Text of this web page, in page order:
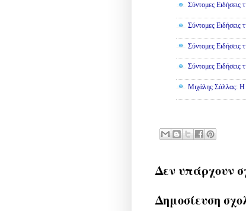
Σύντομες Ειδήσεις
Σύντομες Ειδήσεις
Σύντομες Ειδήσεις
Σύντομες Ειδήσεις
Μιχάλης Σάλλας: Η
Δεν υπάρχουν
Δημοσίευση